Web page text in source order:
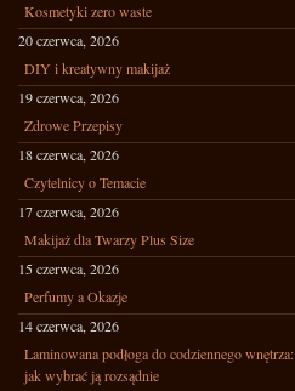
Kosmetyki zero waste
20 czerwca, 2026
DIY i kreatywny makijaż
19 czerwca, 2026
Zdrowe Przepisy
18 czerwca, 2026
Czytelnicy o Temacie
17 czerwca, 2026
Makijaż dla Twarzy Plus Size
15 czerwca, 2026
Perfumy a Okazje
14 czerwca, 2026
Laminowana podłoga do codziennego wnętrza:
jak wybrać ją rozsądnie